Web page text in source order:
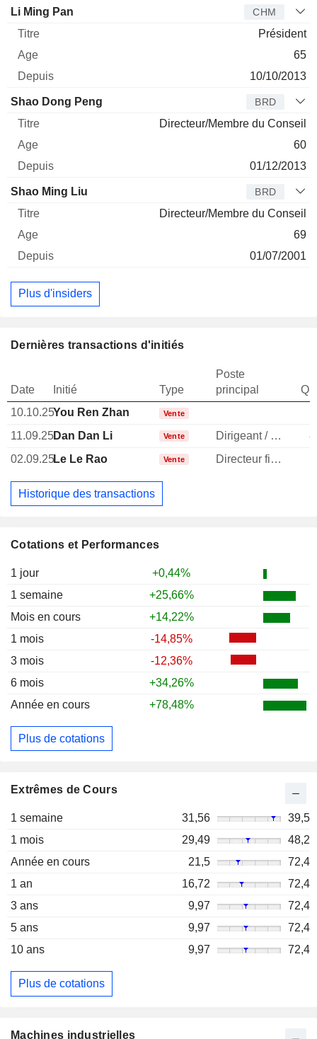
Cotations et Performances
1 jour
+0,44%
1 semaine
+25,66%
Mois en cours
+14,22%
1 mois
-14,85%
3 mois
-12,36%
6 mois
+34,26%
Année en cours
+78,48%
Plus de cotations
Extrêmes de Cours
1 semaine 31,56
39,5
1 mois
29,49
48,2
Année en cours
21,5
72,4
1 an
16,72
72,4
3 ans
9,97
72,4
5 ans
9,97
72,4
10 ans
9,97 72,4
Plus de cotations
Administrateur
Li Ming Pan CHM
Président
65
10/10/2013
Shao Dong Peng BRD
Directeur/Membre du Conseil
60
01/12/2013
Shao Ming Liu BRD
Directeur/Membre du Conseil
69
01/07/2001
Plus d'insiders
Dernières transactions d'initiés
Date Initié Type
Poste
principal
10.10.25You Ren Zhan Vente
11.09.25Dan Dan Li Vente Dirigeant / cadre principal
02.09.25Le Le Rao Vente Directeur financier
Historique des transactions
Machines industrielles